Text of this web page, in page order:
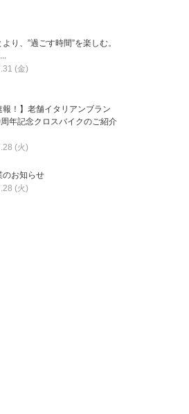
り、”過ごす時間”を楽しむ。
(金)
報！】老舗イタリアンブラン
周年記念クロスバイクのご紹介
(火)
のお知らせ
(火)